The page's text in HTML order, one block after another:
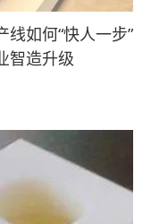
如何“快人一步”
智造升级